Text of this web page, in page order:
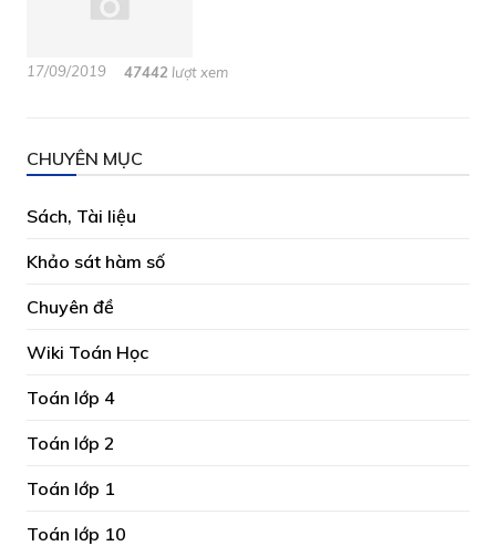
17/09/2019 47442 lượt xem
CHUYÊN MỤC
Sách, Tài liệu
Khảo sát hàm số
Chuyên đề
Wiki Toán Học
Toán lớp 4
Toán lớp 2
Toán lớp 1
Toán lớp 10